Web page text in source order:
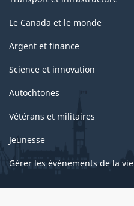
Le Canada et le monde
Argent et finance
Science et innovation
Autochtones
Vétérans et militaires
Jeunesse
Gérer les événements de la vie